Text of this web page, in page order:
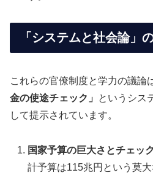
「システムと社会論」
これらの官僚制度と学力の議論
金の使途チェック」
というシス
して提示されています。
国家予算の巨大さとチェッ
計予算は115兆円という莫